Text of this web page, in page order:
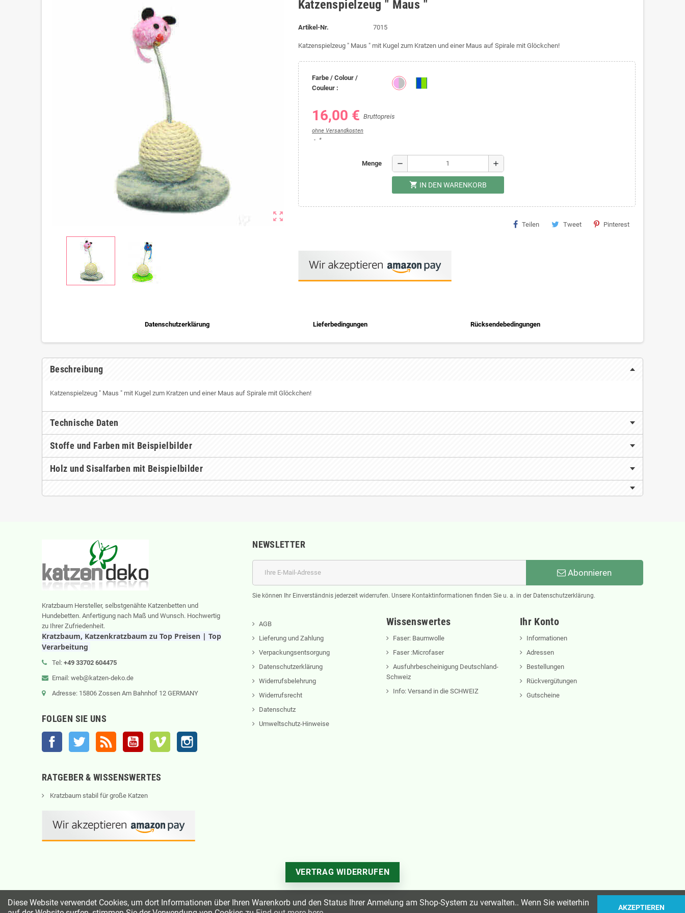
zoom_out_map
Katzenspielzeug " Maus "
Artikel-Nr. 7015
Katzenspielzeug " Maus " mit Kugel zum Kratzen und einer Maus auf Spirale mit Glöckchen!
Farbe / Colour /
Couleur :
16,00 € Bruttopreis
ohne Versandkosten
*
Menge remove add
shopping_cart IN DEN WARENKORB
Teilen Tweet Pinterest
Datenschutzerklärung Lieferbedingungen Rücksendebedingungen
Beschreibung
Katzenspielzeug " Maus " mit Kugel zum Kratzen und einer Maus auf Spirale mit Glöckchen!
Technische Daten
Stoffe und Farben mit Beispielbilder
Holz und Sisalfarben mit Beispielbilder
Kratzbaum Hersteller, selbstgenähte Katzenbetten und
Hundebetten. Anfertigung nach Maß und Wunsch. Hochwertig
zu Ihrer Zufriedenheit.
Kratzbaum, Katzenkratzbaum zu Top Preisen | Top
Verarbeitung
Tel: +49 33702 604475
Email: web@katzen-deko.de
Adresse: 15806 Zossen Am Bahnhof 12 GERMANY
FOLGEN SIE UNS
Facebook Twitter RSS YouTube Vimeo
NEWSLETTER
Abonnieren
Sie können Ihr Einverständnis jederzeit widerrufen. Unsere Kontaktinformationen finden Sie u. a. in der Datenschutzerklärung.
AGB
Lieferung und Zahlung
Verpackungsentsorgung
Datenschutzerklärung
Widerrufsbelehrung
Widerrufsrecht
Datenschutz
Umweltschutz-Hinweise
Wissenswertes
Faser: Baumwolle
Faser :Microfaser
Ausfuhrbescheinigung Deutschland-
Schweiz
Info: Versand in die SCHWEIZ
Ihr Konto
Informationen
Adressen
Bestellungen
Rückvergütungen
Gutscheine
RATGEBER & WISSENSWERTES
Kratzbaum stabil für große Katzen
VERTRAG WIDERRUFEN
Diese Website verwendet Cookies, um dort Informationen über Ihren Warenkorb und den Status Ihrer Anmelung am Shop-System zu verwalten.. Wenn Sie weiterhin
AKZEPTIEREN